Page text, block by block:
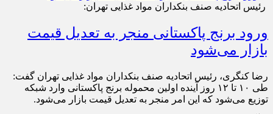
رئیس اتحادیه صنف بنکداران مواد غذایی تهران:
ورود برنج پاکستانی منجر به تعدیل قیمت
بازار می‌شود
رضا کنگری، رئیس اتحادیه صنف بنکداران مواد غذایی تهران گفت:
طی ۱۰ تا ۱۲ روز آینده اولین محموله برنج پاکستانی وارد شبکه
توزیع می‌شود که این امر منجر به تعدیل قیمت بازار می‌شود.